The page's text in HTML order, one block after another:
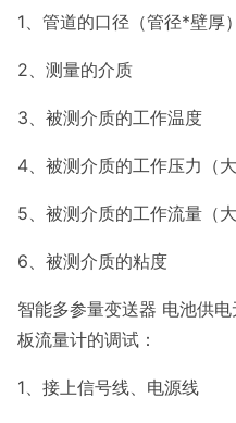
1、管道的口径（管径*壁厚）
2、测量的介质
3、被测介质的工作温度
4、被测介质的工作压力（
5、被测介质的工作流量（
6、被测介质的粘度
智能多参量变送器 电池供
板流量计的调试：
1、接上信号线、电源线